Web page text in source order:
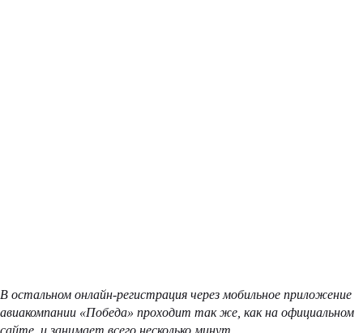
В остальном онлайн-регистрация через мобильное приложение
авиакомпании «Победа» проходит так же, как на официальном
сайте, и занимает всего несколько минут.